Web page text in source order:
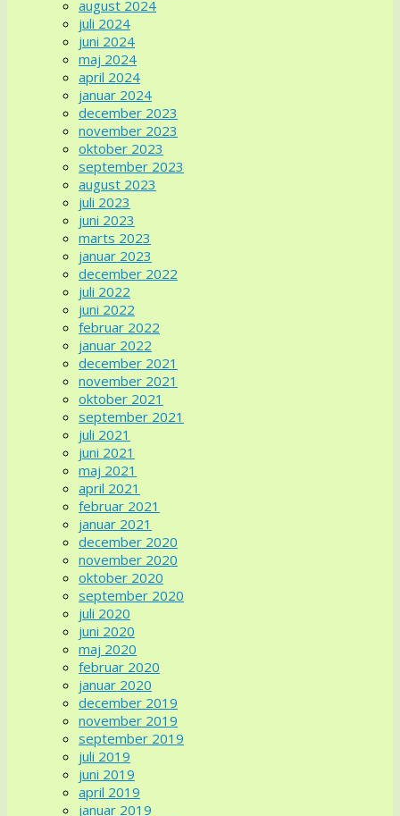
august 2024
juli 2024
juni 2024
maj 2024
april 2024
januar 2024
december 2023
november 2023
oktober 2023
september 2023
august 2023
juli 2023
juni 2023
marts 2023
januar 2023
december 2022
juli 2022
juni 2022
februar 2022
januar 2022
december 2021
november 2021
oktober 2021
september 2021
juli 2021
juni 2021
maj 2021
april 2021
februar 2021
januar 2021
december 2020
november 2020
oktober 2020
september 2020
juli 2020
juni 2020
maj 2020
februar 2020
januar 2020
december 2019
november 2019
september 2019
juli 2019
juni 2019
april 2019
januar 2019